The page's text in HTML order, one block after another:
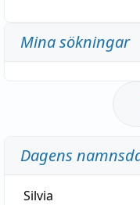
Mina sökningar
Dagens
Silvia